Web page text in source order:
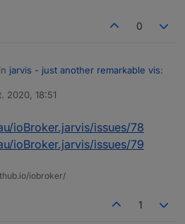
0
jarvis - just another remarkable vis:
haben
da diese ja doch stark
2020, 18:51
ioBroker.jarvis/issues/78
ioBroker.jarvis/issues/79
iobroker/
1